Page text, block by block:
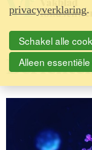
privacyverklaring.
Schakel alle
Alleen